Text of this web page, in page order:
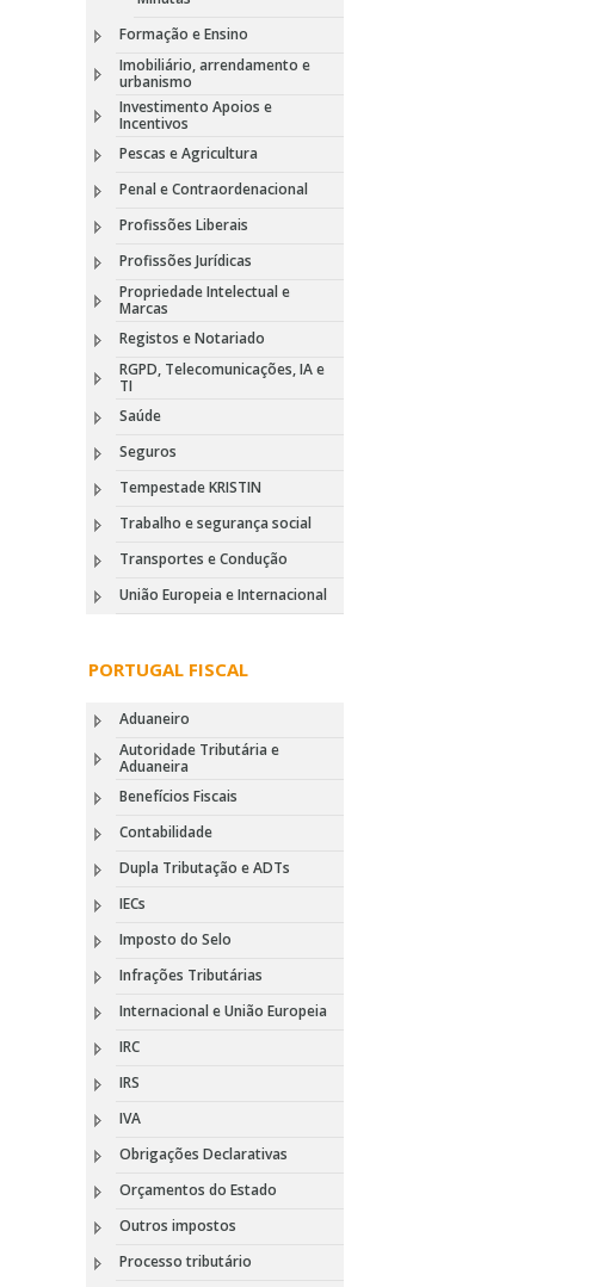
Formação e Ensino
Imobiliário, arrendamento e
urbanismo
Investimento Apoios e
Incentivos
Pescas e Agricultura
Penal e Contraordenacional
Profissões Liberais
Profissões Jurídicas
Propriedade Intelectual e
Marcas
Registos e Notariado
RGPD, Telecomunicações, IA e
TI
Saúde
Seguros
Tempestade KRISTIN
Trabalho e segurança social
Transportes e Condução
União Europeia e Internacional
PORTUGAL FISCAL
Aduaneiro
Autoridade Tributária e
Aduaneira
Benefícios Fiscais
Contabilidade
Dupla Tributação e ADTs
IECs
Imposto do Selo
Infrações Tributárias
Internacional e União Europeia
IRC
IRS
IVA
Obrigações Declarativas
Orçamentos do Estado
Outros impostos
Processo tributário